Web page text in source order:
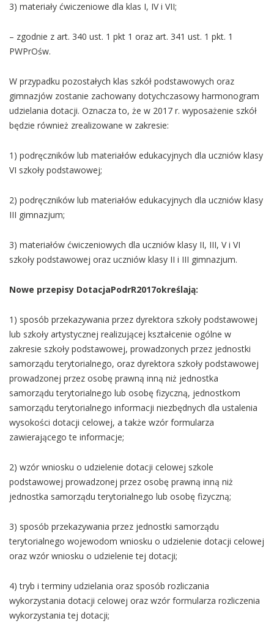
3) materiały ćwiczeniowe dla klas I, IV i VII;
– zgodnie z art. 340 ust. 1 pkt 1 oraz art. 341 ust. 1 pkt. 1
PWPrOśw.
W przypadku pozostałych klas szkół podstawowych oraz
gimnazjów zostanie zachowany dotychczasowy harmonogram
udzielania dotacji. Oznacza to, że w 2017 r. wyposażenie szkół
będzie również zrealizowane w zakresie:
1) podręczników lub materiałów edukacyjnych dla uczniów klasy
VI szkoły podstawowej;
2) podręczników lub materiałów edukacyjnych dla uczniów klasy
III gimnazjum;
3) materiałów ćwiczeniowych dla uczniów klasy II, III, V i VI
szkoły podstawowej oraz uczniów klasy II i III gimnazjum.
Nowe przepisy DotacjaPodrR2017określają:
1) sposób przekazywania przez dyrektora szkoły podstawowej
lub szkoły artystycznej realizującej kształcenie ogólne w
zakresie szkoły podstawowej, prowadzonych przez jednostki
samorządu terytorialnego, oraz dyrektora szkoły podstawowej
prowadzonej przez osobę prawną inną niż jednostka
samorządu terytorialnego lub osobę fizyczną, jednostkom
samorządu terytorialnego informacji niezbędnych dla ustalenia
wysokości dotacji celowej, a także wzór formularza
zawierającego te informacje;
2) wzór wniosku o udzielenie dotacji celowej szkole
podstawowej prowadzonej przez osobę prawną inną niż
jednostka samorządu terytorialnego lub osobę fizyczną;
3) sposób przekazywania przez jednostki samorządu
terytorialnego wojewodom wniosku o udzielenie dotacji celowej
oraz wzór wniosku o udzielenie tej dotacji;
4) tryb i terminy udzielania oraz sposób rozliczania
wykorzystania dotacji celowej oraz wzór formularza rozliczenia
wykorzystania tej dotacji;